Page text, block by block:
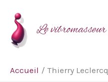
contenu
Le vibromasseur
Accueil Thierry Leclercq